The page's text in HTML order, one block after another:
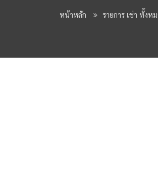
หน้าหลัก รายการ เช่า ทั้งห